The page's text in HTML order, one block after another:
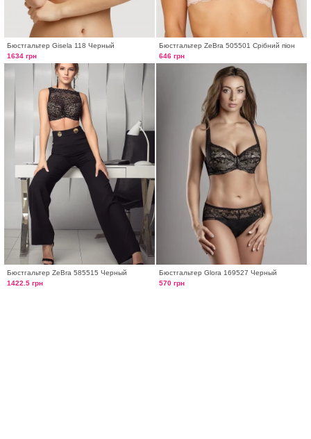
Бюстгальтер Gisela 118 Черный
1634 грн
Бюстгальтер ZeBra 505501 Срібний піон
646 грн
Бюстгальтер ZeBra 585515 Черный
1422.5 грн
Бюстгальтер Glora 169527 Черный
570 грн